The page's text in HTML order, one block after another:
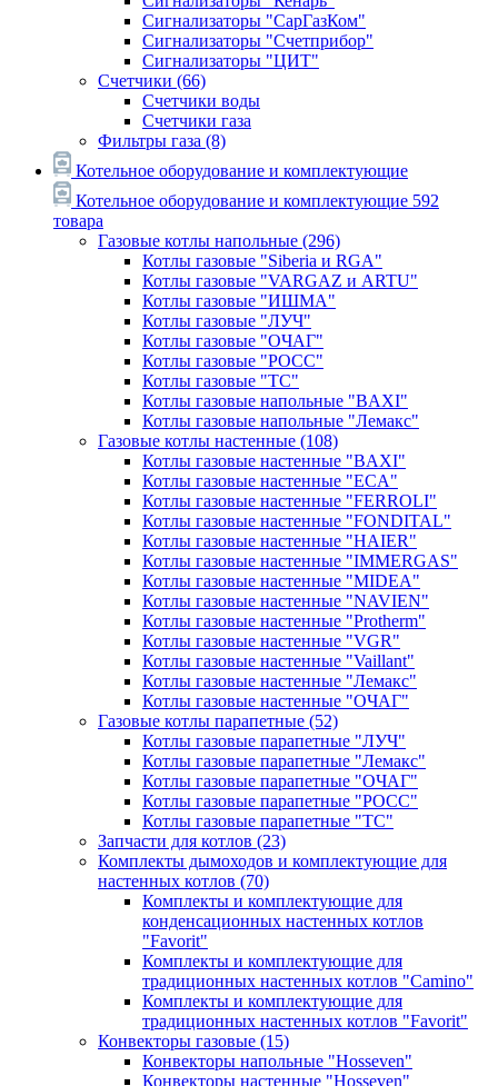
Сигнализаторы "СарГазКом"
Сигнализаторы "Счетприбор"
Сигнализаторы "ЦИТ"
Счетчики (66)
Счетчики воды
Счетчики газа
Фильтры газа (8)
Котельное оборудование и комплектующие
Котельное оборудование и комплектующие 592
товара
Газовые котлы напольные (296)
Котлы газовые "Siberia и RGA"
Котлы газовые "VARGAZ и ARTU"
Котлы газовые "ИШМА"
Котлы газовые "ЛУЧ"
Котлы газовые "ОЧАГ"
Котлы газовые "РОСС"
Котлы газовые "ТС"
Котлы газовые напольные "BAXI"
Котлы газовые напольные "Лемакс"
Газовые котлы настенные (108)
Котлы газовые настенные "BAXI"
Котлы газовые настенные "ECA"
Котлы газовые настенные "FERROLI"
Котлы газовые настенные "FONDITAL"
Котлы газовые настенные "HAIER"
Котлы газовые настенные "IMMERGAS"
Котлы газовые настенные "MIDEA"
Котлы газовые настенные "NAVIEN"
Котлы газовые настенные "Protherm"
Котлы газовые настенные "VGR"
Котлы газовые настенные "Vaillant"
Котлы газовые настенные "Лемакс"
Котлы газовые настенные "ОЧАГ"
Газовые котлы парапетные (52)
Котлы газовые парапетные "ЛУЧ"
Котлы газовые парапетные "Лемакс"
Котлы газовые парапетные "ОЧАГ"
Котлы газовые парапетные "РОСС"
Котлы газовые парапетные "ТС"
Запчасти для котлов (23)
Комплекты дымоходов и комплектующие для
настенных котлов (70)
Комплекты и комплектующие для
конденсационных настенных котлов
"Favorit"
Комплекты и комплектующие для
традиционных настенных котлов "Camino"
Комплекты и комплектующие для
традиционных настенных котлов "Favorit"
Конвекторы газовые (15)
Конвекторы напольные "Hosseven"
Конвекторы настенные "Hosseven"